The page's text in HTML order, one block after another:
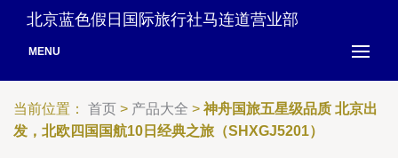
北京蓝色假日国际旅行社马连道营业部
MENU
当前位置： 首页 > 产品大全 > 神舟国旅五星级品质 北京出
发，北欧四国国航10日经典之旅（SHXGJ5201）